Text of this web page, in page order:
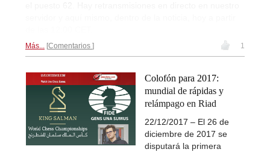
Más... Comentarios 1
Colofón para 2017:
mundial de rápidas y
relámpago en Riad
22/12/2017 – El 26 de
diciembre de 2017 se
disputará la primera